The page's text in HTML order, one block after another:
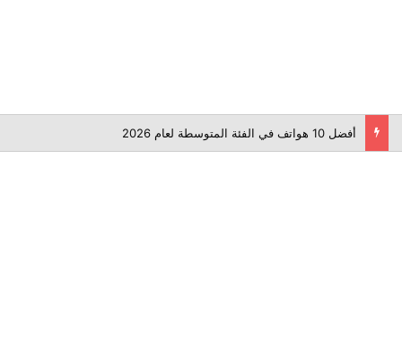
أفضل 10 هواتف في الفئة المتوسطة لعام 2026